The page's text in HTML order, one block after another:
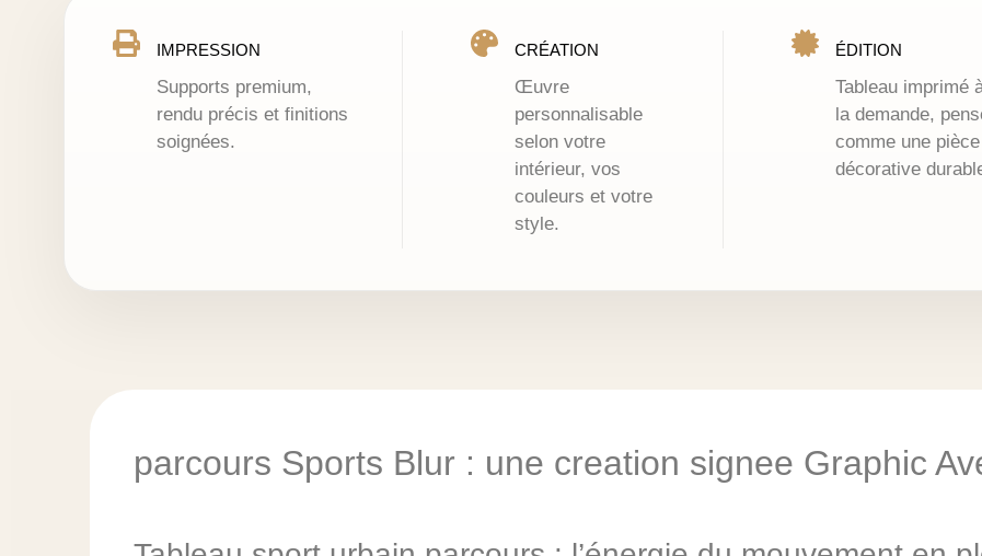
IMPRESSION
Supports premium,
rendu précis et finitions
soignées.
CRÉATION
Œuvre
personnalisable
selon votre
intérieur, vos
couleurs et votre
style.
ÉDITION
Tableau imprimé
la demande,
comme une pièce
décorative
parcours Sports Blur : une creation signee Graphic